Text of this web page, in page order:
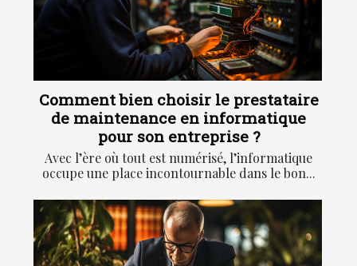
Comment bien choisir le prestataire
de maintenance en informatique
pour son entreprise ?
Avec l’ère où tout est numérisé, l’informatique
occupe une place incontournable dans le bon...